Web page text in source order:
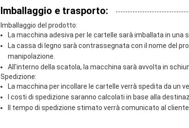
Imballaggio e trasporto:
Imballaggio del prodotto:
La macchina adesiva per le cartelle sarà imballata in
La cassa di legno sarà contrassegnata con il nome del
manipolazione.
All'interno della scatola, la macchina sarà avvolta in
Spedizione:
La macchina per incollare le cartelle verrà spedita da un
I costi di spedizione saranno calcolati in base alla
Il tempo di spedizione stimato verrà comunicato al